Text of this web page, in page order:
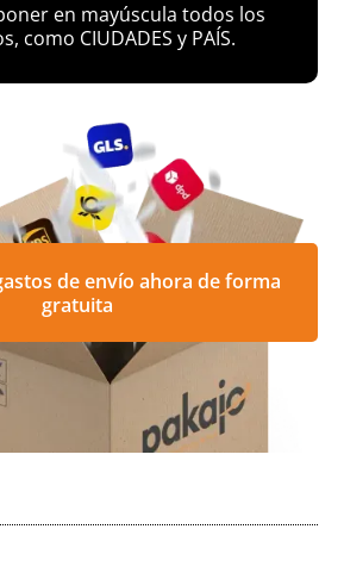
en mayúscula todos los
como CIUDADES y PAÍS.
de envío ahora de forma
gratuita